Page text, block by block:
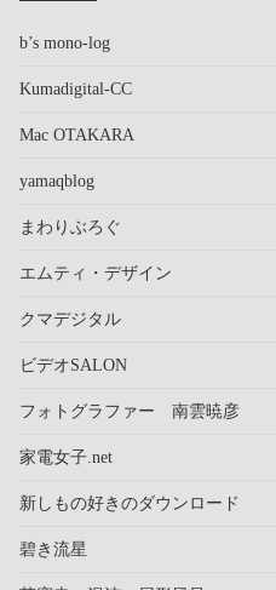
b’s mono-log
Kumadigital-CC
Mac OTAKARA
yamaqblog
まわりぶろぐ
エムティ・デザイン
クマデジタル
ビデオSALON
フォトグラファー 南雲暁彦
家電女子.net
新しもの好きのダウンロード
碧き流星